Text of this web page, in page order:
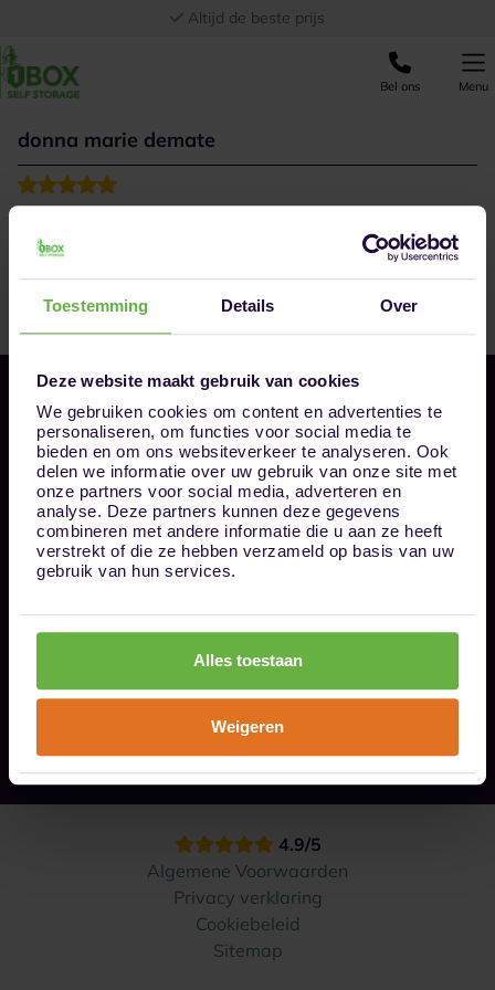
Toestemming Details Over
Deze website maakt gebruik van cookies
We gebruiken cookies om content en advertenties te
personaliseren, om functies voor social media te
bieden en om ons websiteverkeer te analyseren. Ook
delen we informatie over uw gebruik van onze site met
onze partners voor social media, adverteren en
analyse. Deze partners kunnen deze gegevens
combineren met andere informatie die u aan ze heeft
verstrekt of die ze hebben verzameld op basis van uw
gebruik van hun services.
Alles toestaan
Weigeren
Altijd de beste prijs
Bel ons Menu
donna marie demate
service are top and the quality of the system are all
high technology. Great location too and very much
accessible.
Bel ons op 085 - 0161611
info@1box.nl
Volg ons
Onze opslaglocaties
Hoe werkt het?
4.9/5
Algemene Voorwaarden
Privacy verklaring
Cookiebeleid
Sitemap